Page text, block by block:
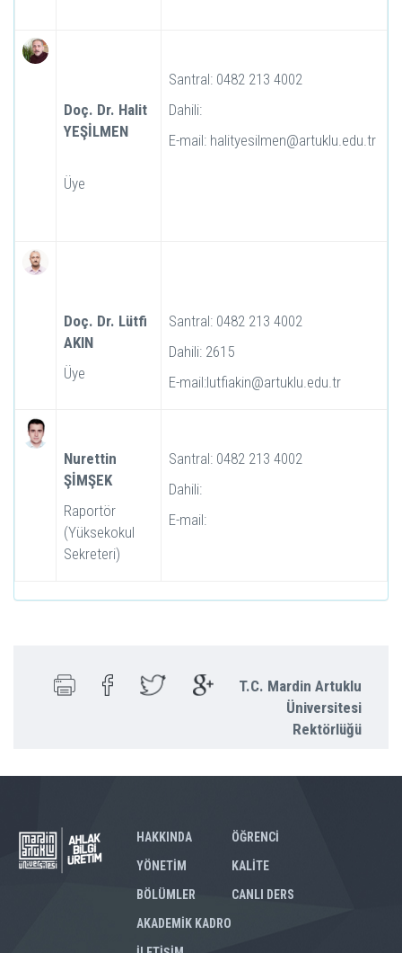
Doç. Dr. Halit
YEŞİLMEN
Üye
Santral: 0482 213 4002
Dahili:
E-mail: halityesilmen@artuklu.edu.tr
Doç. Dr. Lütfi
AKIN
Üye
Santral: 0482 213 4002
Dahili: 2615
E-mail:lutfiakin@artuklu.edu.tr
Nurettin
ŞİMŞEK
Raportör
(Yüksekokul
Sekreteri)
Santral: 0482 213 4002
Dahili:
E-mail:
T.C. Mardin Artuklu
Üniversitesi
Rektörlüğü
HAKKINDA
YÖNETİM
BÖLÜMLER
ÖĞRENCİ
KALİTE
CANLI DERS
AKADEMİK KADRO